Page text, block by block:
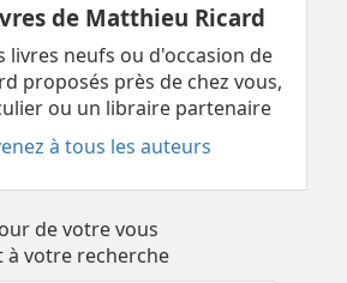
de Matthieu Ricard
livres neufs ou d'occasion de
proposés près de chez vous,
ou un libraire partenaire
à tous les auteurs
de votre vous
votre recherche